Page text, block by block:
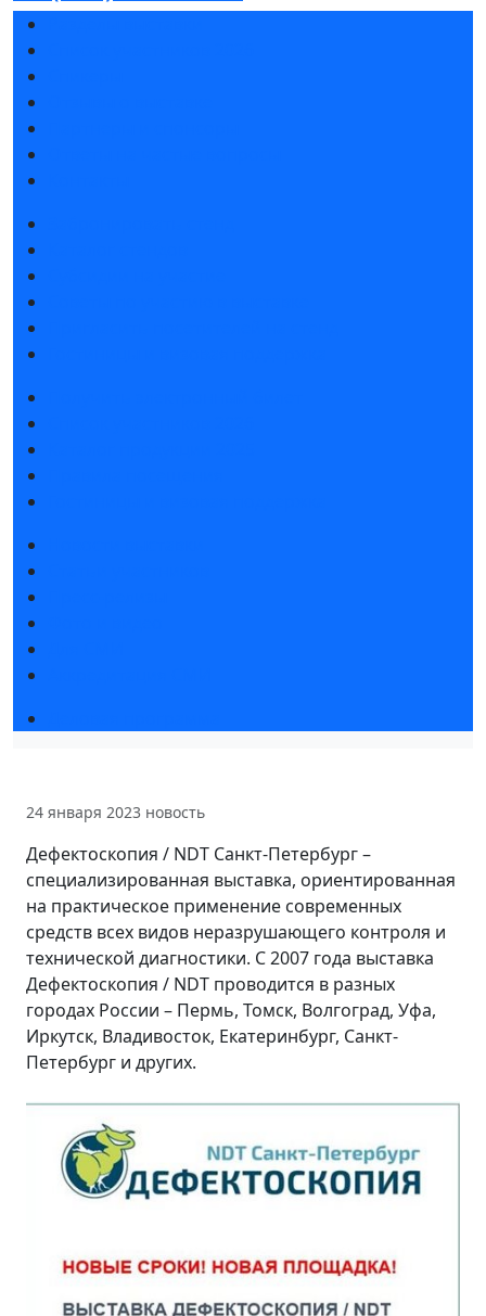
24 января 2023 новость
Дефектоскопия / NDT Санкт-Петербург –
специализированная выставка, ориентированная
на практическое применение современных
средств всех видов неразрушающего контроля и
технической диагностики. С 2007 года выставка
Дефектоскопия / NDT проводится в разных
городах России – Пермь, Томск, Волгоград, Уфа,
Иркутск, Владивосток, Екатеринбург, Санкт-
Петербург и других.